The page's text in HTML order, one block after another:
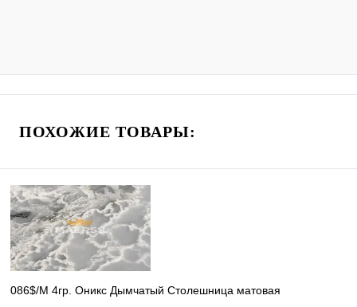
ПОХОЖИЕ ТОВАРЫ:
086$/M 4гр. Оникс Дымчатый Столешница матовая